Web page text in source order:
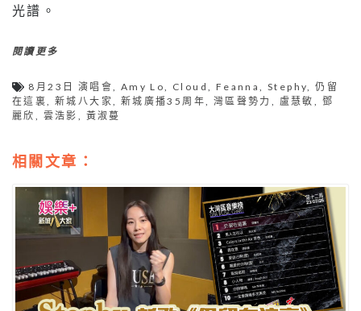
光譜。
閱讀更多
8月23日 演唱會, Amy Lo, Cloud, Feanna,Stephy,仍留
在這裏,新城八大家, 新城廣播35周年, 灣區聲勢力 , 盧慧敏 , 鄧
麗欣 , 雲浩影 , 黃淑蔓
相關文章：